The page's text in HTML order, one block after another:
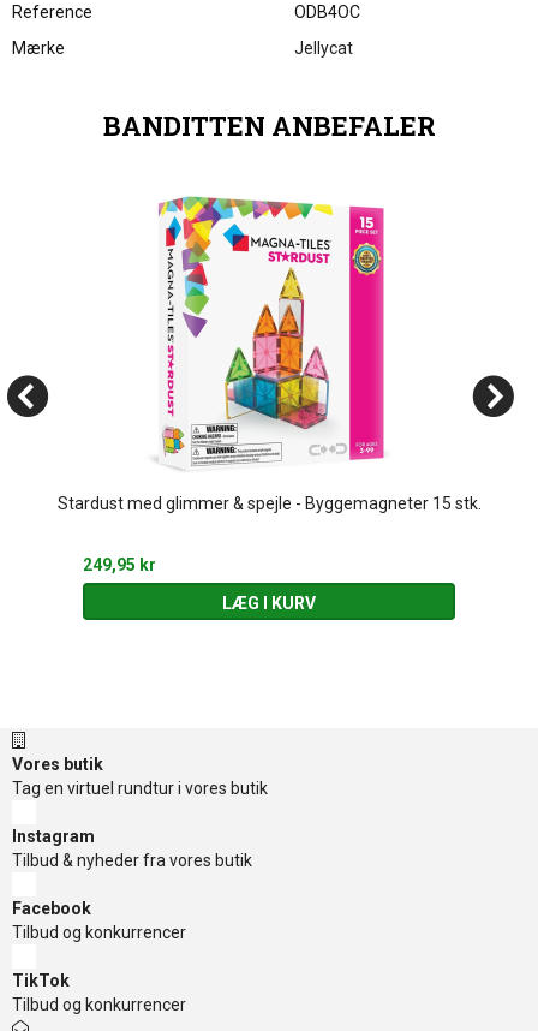
Reference
ODB4OC
Mærke
Jellycat
BANDITTEN ANBEFALER
Stardust med glimmer & spejle - Byggemagneter 15 stk.
249,95 kr
LÆG I KURV
Vores butik
Tag en virtuel rundtur i vores butik
Instagram
Tilbud & nyheder fra vores butik
Facebook
Tilbud og konkurrencer
TikTok
Tilbud og konkurrencer